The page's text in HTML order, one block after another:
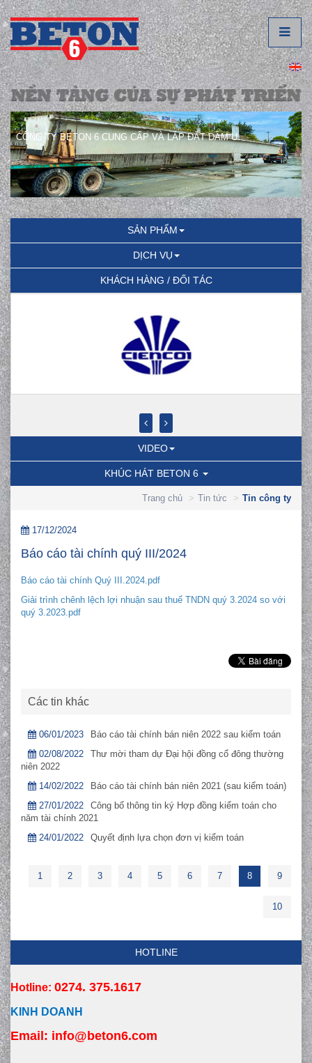
CÔNG TY BETON 6 CUNG CẤP VÀ LẮP ĐẶT DẦM U.
SẢN PHẨM
DỊCH VỤ
KHÁCH HÀNG / ĐỐI TÁC
VIDEO
KHÚC HÁT BETON 6
Trang chủ Tin tức Tin công ty
17/12/2024
Báo cáo tài chính quý III/2024
Báo cáo tài chính Quý III.2024.pdf
Giải trình chênh lệch lợi nhuận sau thuế TNDN quý 3.2024 so với
quý 3.2023.pdf
Các tin khác
06/01/2023
Báo cáo tài chính bán niên 2022 sau kiểm toán
02/08/2022
Thư mời tham dự Đại hội đồng cổ đông thường
niên 2022
14/02/2022
Báo cáo tài chính bán niên 2021 (sau kiểm toán)
27/01/2022
Công bố thông tin ký Hợp đồng kiểm toán cho
năm tài chính 2021
24/01/2022
Quyết định lựa chọn đơn vị kiểm toán
1 2 3 4 5 6 7 8 9
10
HOTLINE
Hotline: 0274. 375.1617
KINH DOANH
Email: info@beton6.com